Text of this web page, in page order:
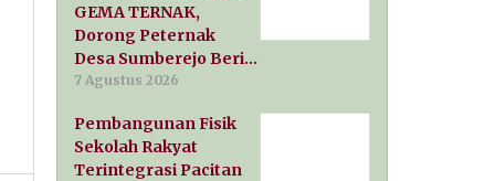
GEMA TERNAK,
Dorong Peternak
Desa Sumberejo Beri…
7 Agustus 2026
Pembangunan Fisik
Sekolah Rakyat
Terintegrasi Pacitan